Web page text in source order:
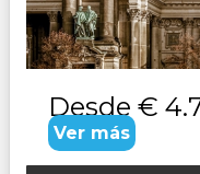
Fussen,
Ljubljana, Opatija,
Zagreb.
Desde €
Ver más